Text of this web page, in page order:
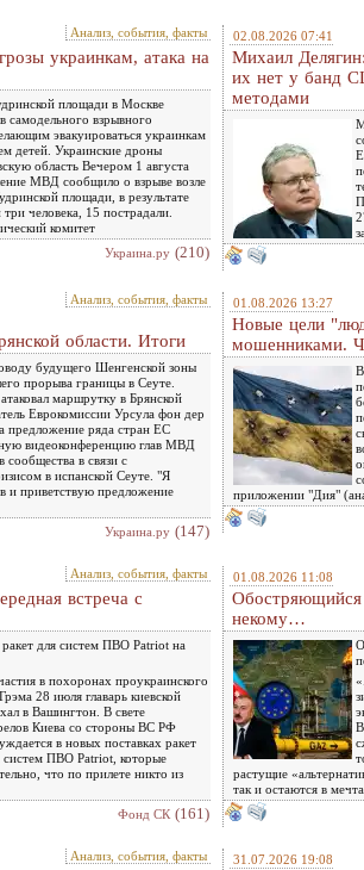
Анализ, события, факты
украинкам, атака на
площади в Москве
самодельного взрывного
эвакуироваться украинкам
детей. Украинские дроны
область Вечером 1 августа
МВД сообщило о взрыве возле
площади, в результате
человека, 15 пострадали.
комитет
Украина.ру (210)
02.08.2026 07:41
Михаил
их нет у банд
методами
Анализ, события, факты
области. Итоги
будущего Шенгенской зоны
прорыва границы в Сеуте.
маршрутку в Брянской
Еврокомиссии Урсула фон дер
предложение ряда стран ЕС
видеоконференцию глав МВД
сообщества в связи с
в испанской Сеуте. "Я
и приветствую предложение
Украина.ру (147)
01.08.2026 13:27
Новые цели
мошенниками.
приложении "Дия"
Анализ, события, факты
встреча c
для систем ПВО Patriot на
в похоронах проукраинского
28 июля главарь киевской
в Вашингтон. В свете
Киева со стороны ВС РФ
в новых поставках ракет
систем ПВО Patriot, которые
что по прилете никто из
Фонд СК (161)
01.08.2026 11:08
Обостряющийся
некому…
растущие
так и остаются в
Анализ, события, факты 31.07.2026 19:08